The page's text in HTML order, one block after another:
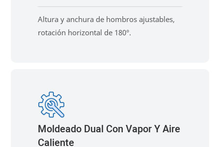
Altura y anchura de hombros ajustables,
rotación horizontal de 180°.
Moldeado Dual Con Vapor Y Aire
Caliente